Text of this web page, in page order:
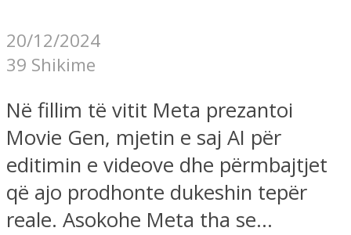
20/12/2024
39 Shikime
Në fillim të vitit Meta prezantoi
Movie Gen, mjetin e saj AI për
editimin e videove dhe përmbajtjet
që ajo prodhonte dukeshin tepër
reale. Asokohe Meta tha se...